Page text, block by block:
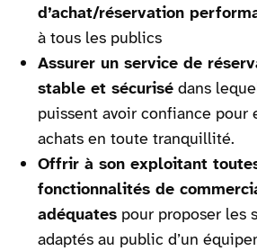
d’achat/réservation
à tous les publics
Assurer un service de
stable et sécurisé dans
puissent avoir confiance pour
achats en toute tranquillité.
Offrir à son exploitant
fonctionnalités de
adéquates pour proposer les
adaptés au public d’un